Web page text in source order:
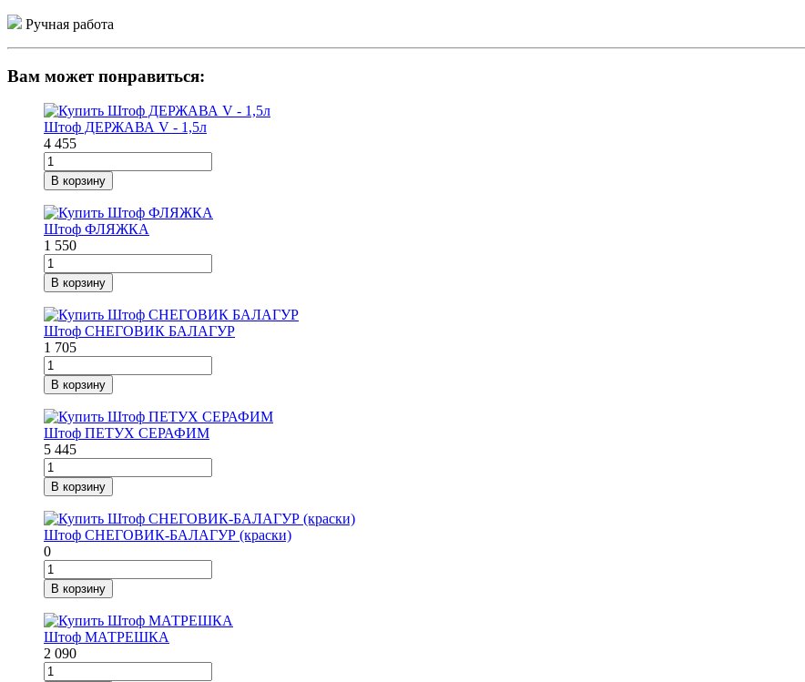
Ручная работа
Вам может понравиться:
Штоф ДЕРЖАВА V - 1,5л
4 455
В корзину
Штоф ФЛЯЖКА
1 550
В корзину
Штоф СНЕГОВИК БАЛАГУР
1 705
В корзину
Штоф ПЕТУХ СЕРАФИМ
5 445
В корзину
Штоф СНЕГОВИК-БАЛАГУР (краски)
0
В корзину
Штоф МАТРЕШКА
2 090